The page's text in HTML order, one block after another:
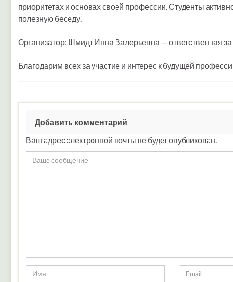
приоритетах и основах своей профессии. Студенты
полезную беседу.
Организатор: Шмидт Инна Валерьевна — ответственная
Благодарим всех за участие и интерес к будущей
Добавить комментарий
Ваш адрес электронной почты не будет опубликован.